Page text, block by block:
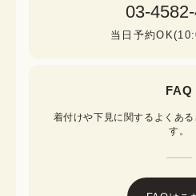
03-
当日予約
FAQ
着付けや下見に関するよくあ
す。